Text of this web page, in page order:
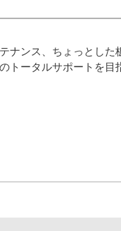
ナンス、ちょっとした
トータルサポートを目